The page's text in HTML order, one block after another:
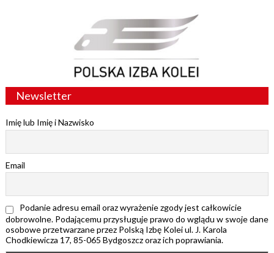
Newsletter
Imię lub Imię i Nazwisko
Email
Podanie adresu email oraz wyrażenie zgody jest całkowicie
dobrowolne. Podającemu przysługuje prawo do wglądu w swoje dane
osobowe przetwarzane przez Polską Izbę Kolei ul. J. Karola
Chodkiewicza 17, 85-065 Bydgoszcz oraz ich poprawiania.